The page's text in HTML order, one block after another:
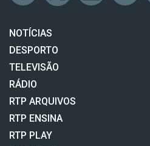
NOTÍCIAS
DESPORTO
TELEVISÃO
RÁDIO
RTP ARQUIVOS
RTP ENSINA
RTP PLAY